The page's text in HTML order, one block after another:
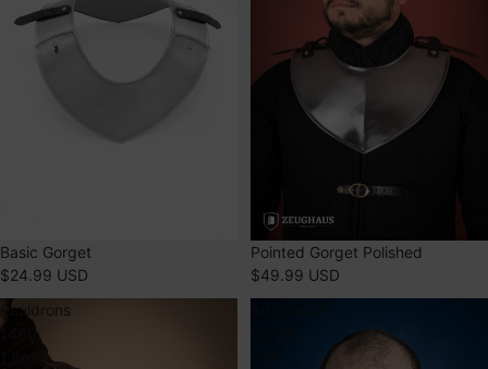
ÉPUISÉ
Basic Gorget
$24.99 USD
ÉPUISÉ
Pointed Gorget Polished
$49.99 USD
Pauldrons
1460
1,6mm